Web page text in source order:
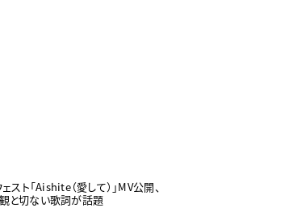
スト「Aishite（愛して）」MV公開、
と切ない歌詞が話題